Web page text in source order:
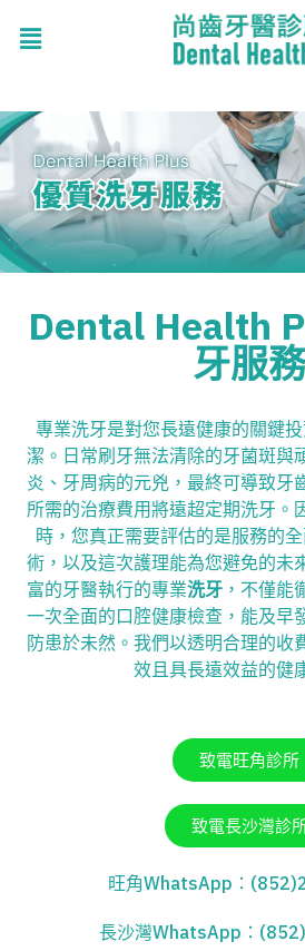
Dental Health
牙服務
專業洗牙是對您長遠健康的關鍵
潔。日常刷牙無法清除的牙菌斑與
炎、牙周病的元兇，最終可導致牙
所需的治療費用將遠超定期洗牙。
時，您真正需要評估的是服務的
術，以及這次護理能為您避免的未
富的牙醫執行的專業洗牙 ，不僅能
一次全面的口腔健康檢查，能及早
防患於未然。我們以透明合理的收
效且具長遠效益的健
致電旺角診所
致電長沙灣診
旺角WhatsApp：
長沙灣WhatsApp：